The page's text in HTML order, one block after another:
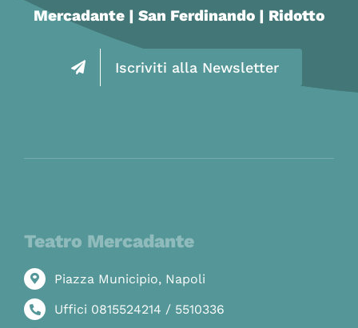
Mercadante | San Ferdinando | Ridotto
Iscriviti alla Newsletter
Teatro Mercadante
Piazza Municipio, Napoli
Uffici 0815524214 / 5510336